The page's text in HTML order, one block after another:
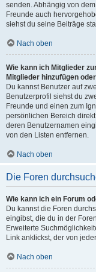
senden. Abhängig von
Freunde auch
siehst du seine Beiträge
Nach oben
Wie kann ich Mitglieder
Mitglieder hinzufügen
Du kannst Benutzer auf
Benutzerprofil siehst du
Freunde und einen zum
persönlichen Bereich
deren Benutzernamen
von den Listen entfernen.
Nach oben
Die Foren
Wie kann ich ein Forum
Du kannst die Foren
eingibst, die du in der
Erweiterte
Link anklickst, der von
Nach oben